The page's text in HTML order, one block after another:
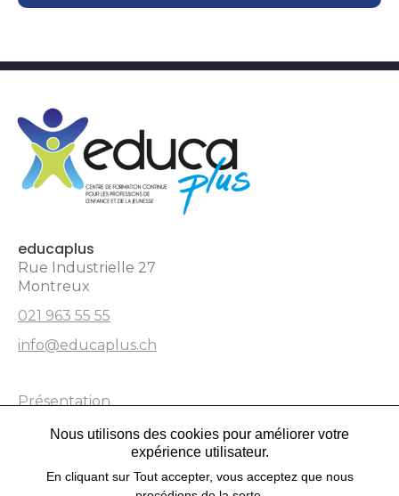
educaplus
Rue Industrielle 27
Montreux
021 963 55 55
info@educaplus.ch
Présentation
Formations
Partenaire
Nous utilisons des cookies pour améliorer votre
expérience utilisateur.
En cliquant sur Tout accepter, vous acceptez que nous